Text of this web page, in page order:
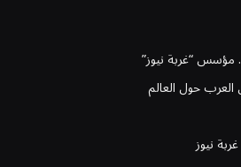
مؤسس “غربة نيوز”
العرب حول العالم
نيوز